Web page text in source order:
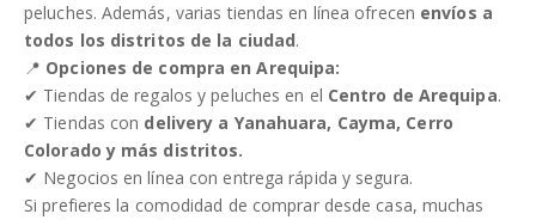
peluches. Además, varias tiendas en línea ofrecen envíos a
todos los distritos de la ciudad.
📍 Opciones de compra en Arequipa:
✔ Tiendas de regalos y peluches en el Centro de Arequipa.
✔ Tiendas con delivery a Yanahuara, Cayma, Cerro
Colorado y más distritos.
✔ Negocios en línea con entrega rápida y segura.
Si prefieres la comodidad de comprar desde casa, muchas